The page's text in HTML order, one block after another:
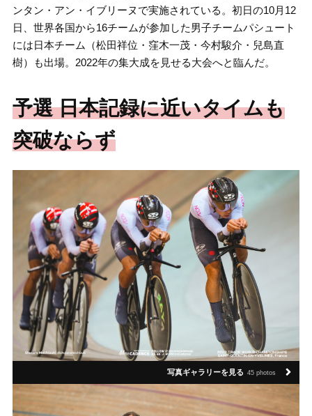
ンタン・アン・イブリーヌで実施されている。初日の10月12
日、世界各国から16チームが参加した男子チームパシュート
には日本チーム（松田祥位・窪木一茂・今村駿介・兒島直
樹）も出場。2022年の集大成を見せる大会へと臨んだ。
予選 日本記録に近いタイムも
突破ならず
写真ギャラリーを見る 45 photos